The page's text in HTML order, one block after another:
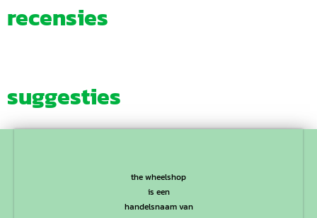
recensies
suggesties
the wheelshop
is een
handelsnaam van